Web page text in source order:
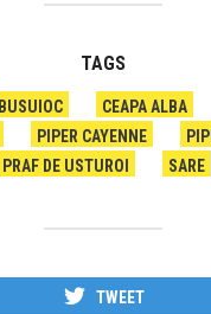
TAGS
BUSUIOC CEAPA ALBA
PIPER CAYENNE
PRAF DE USTUROI
SARE
TWEET